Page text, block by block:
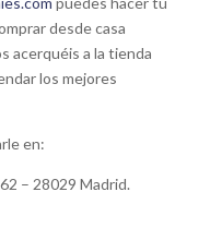
desde casa
acerquéis a la tienda
los mejores
en:
– 28029 Madrid.